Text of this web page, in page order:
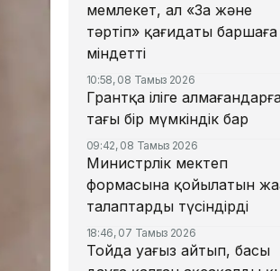
мемлекет, ал «Заң және
тәртіп» қағидаты баршаға
міндетті
10:58, 08 Тамыз 2026
Грантқа іліге
тағы бір мүмкіндік бар
09:42, 08 Тамыз 2026
Министрлік мектеп
формасына қойылатын
талаптарды түсіндірді
18:46, 07 Тамыз 2026
Тойда уағыз айтып, басы